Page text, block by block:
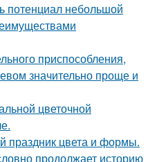
потенциал небольшой
приспособления,
значительно проще и
цветочной
праздник цвета и формы.
продолжает историю